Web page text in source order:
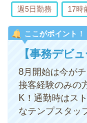
週5日勤務 17時
ここがポイント！
【事務デビ
8月開始は今が
接客経験のみの
K！通勤時はス
なテンプスタッ